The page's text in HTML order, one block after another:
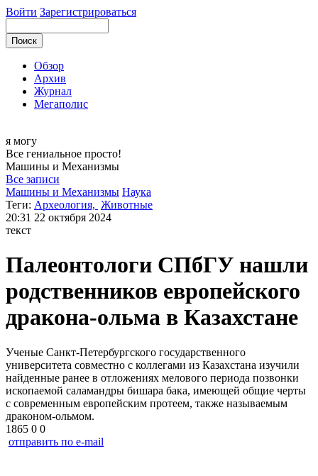
Войти Зарегистрироваться
Обзор
Архив
Журнал
Мегаполис
я могу
Все гениальное просто!
Машины и Механизмы
Все записи
Машины и Механизмы Наука
Теги: Археология, Животные
20:31 22 октября 2024
текст
Палеонтологи СПбГУ нашли
родственников европейского
дракона-ольма в Казахстане
Ученые Санкт‑Петербургского государственного
университета совместно с коллегами из Казахстана изучили
найденные ранее в отложениях мелового периода позвонки
ископаемой саламандры бишара бака, имеющей общие черты
с современным европейским протеем, также называемым
драконом‑ольмом.
1865 0 0
отправить по e-mail